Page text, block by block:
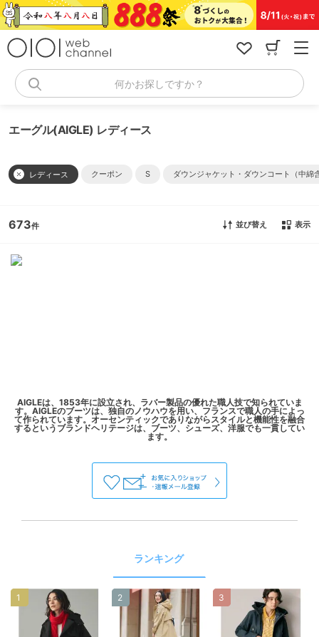
コ
ン
何かお探しですか？
エーグル(AIGLE) レディース
レディース クーポン S ダウンジャケット・ダウンコート（中綿
673 並び替え 表示
AIGLEは、1853年に設立され、ラバー製品の優れた職人技で知られていま
す。AIGLEのブーツは、独自のノウハウを用い、フランスで職人の手によっ
て作られています。オーセンティックでありながらスタイルと機能性を融合
するというブランドヘリテージは、ブーツ、シューズ、洋服でも一貫してい
ランキング
1 2 3